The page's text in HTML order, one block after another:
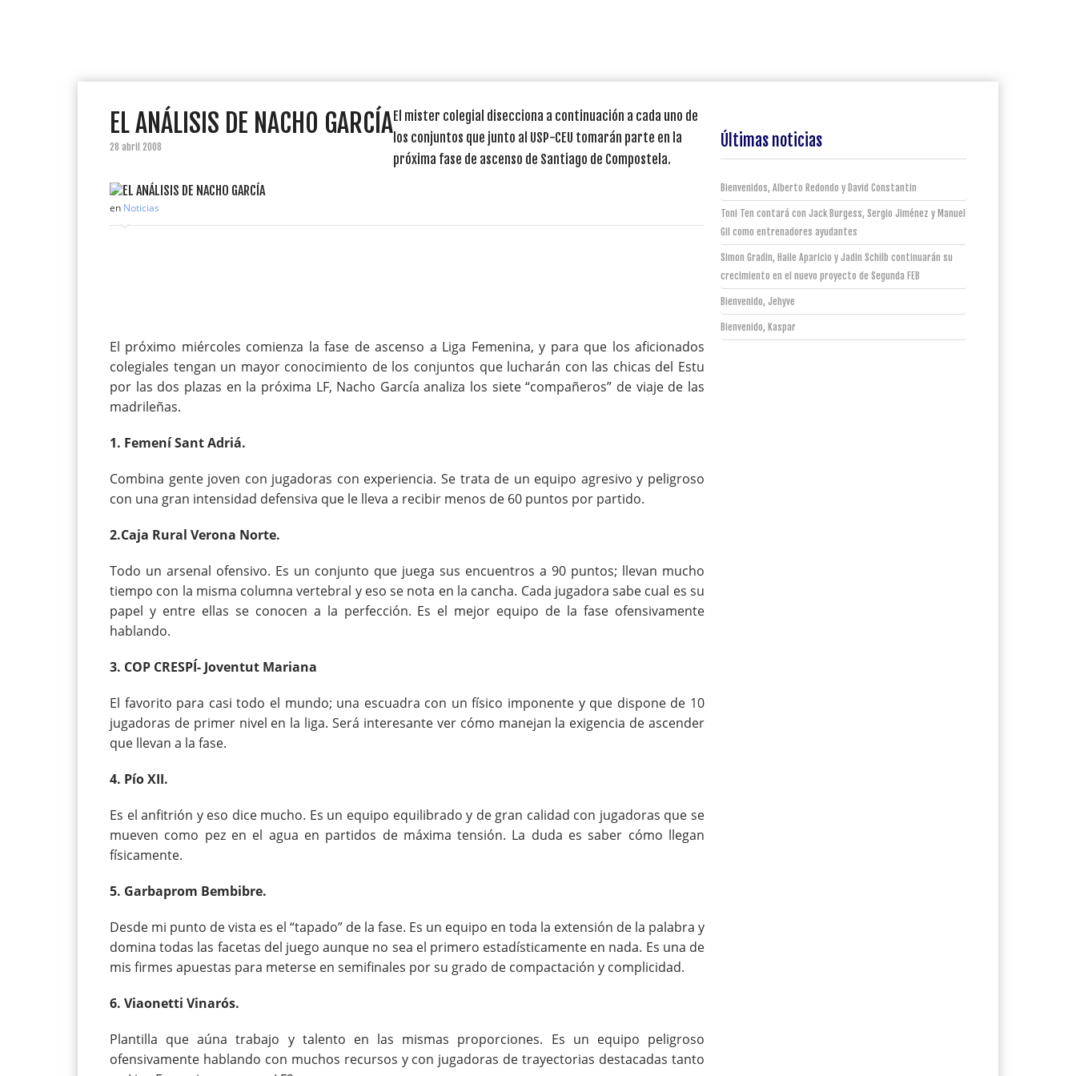
EL ANÁLISIS DE NACHO GARCÍA
28 abril 2008
El mister colegial disecciona a continuación a cada uno de
los conjuntos que junto al USP-CEU tomarán parte en la
próxima fase de ascenso de Santiago de Compostela.
en Noticias
El próximo miércoles comienza la fase de ascenso a Liga Femenina, y para que los aficionados
colegiales tengan un mayor conocimiento de los conjuntos que lucharán con las chicas del Estu
por las dos plazas en la próxima LF, Nacho García analiza los siete “compañeros” de viaje de las
madrileñas.
1. Femení Sant Adriá.
Combina gente joven con jugadoras con experiencia. Se trata de un equipo agresivo y peligroso
con una gran intensidad defensiva que le lleva a recibir menos de 60 puntos por partido.
2.Caja Rural Verona Norte.
Todo un arsenal ofensivo. Es un conjunto que juega sus encuentros a 90 puntos; llevan mucho
tiempo con la misma columna vertebral y eso se nota en la cancha. Cada jugadora sabe cual es su
papel y entre ellas se conocen a la perfección. Es el mejor equipo de la fase ofensivamente
hablando.
3. COP CRESPÍ- Joventut Mariana
El favorito para casi todo el mundo; una escuadra con un físico imponente y que dispone de 10
jugadoras de primer nivel en la liga. Será interesante ver cómo manejan la exigencia de ascender
que llevan a la fase.
4. Pío XII.
Es el anfitrión y eso dice mucho. Es un equipo equilibrado y de gran calidad con jugadoras que se
mueven como pez en el agua en partidos de máxima tensión. La duda es saber cómo llegan
físicamente.
5. Garbaprom Bembibre.
Desde mi punto de vista es el “tapado” de la fase. Es un equipo en toda la extensión de la palabra y
domina todas las facetas del juego aunque no sea el primero estadísticamente en nada. Es una de
mis firmes apuestas para meterse en semifinales por su grado de compactación y complicidad.
6. Viaonetti Vinarós.
Plantilla que aúna trabajo y talento en las mismas proporciones. Es un equipo peligroso
ofensivamente hablando con muchos recursos y con jugadoras de trayectorias destacadas tanto
Últimas noticias
Bienvenidos, Alberto Redondo y David Constantin
Toni Ten contará con Jack Burgess, Sergio Jiménez y Manuel
Gil como entrenadores ayudantes
Simon Gradin, Haile Aparicio y Jadin Schilb continuarán su
crecimiento en el nuevo proyecto de Segunda FEB
Bienvenido, Jehyve
Bienvenido, Kaspar